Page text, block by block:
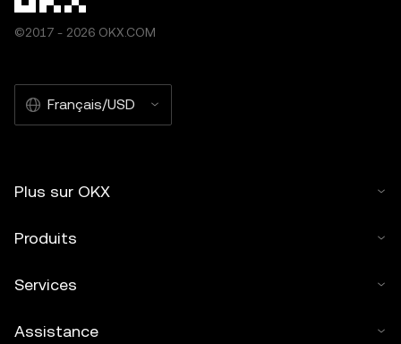
©2017 - 2026 OKX.COM
Français/USD
Plus sur OKX
Produits
Services
Assistance